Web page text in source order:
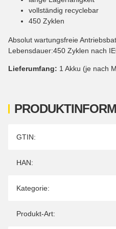
Produkteigenschaft
Wert
GTIN:
HAN:
Kategorie:
Produkt-Art:
vollständig recyclebar
450 Zyklen
Absolut wartungsfreie
Lebensdauer:450 Zyklen nach
Lieferumfang: 1 Akku (je nach